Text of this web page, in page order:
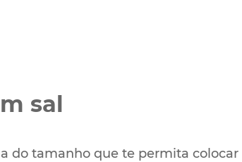
sal
do tamanho que te permita colocar